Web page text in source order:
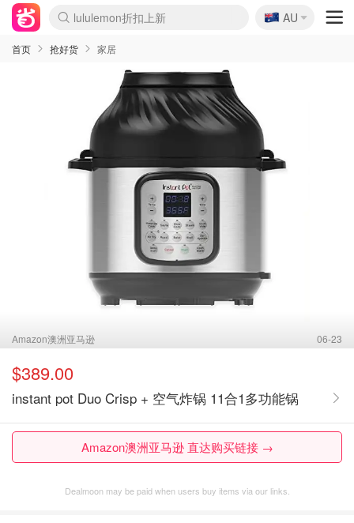
lululemon折扣上新
Sasa美妆护肤3.5折
SSENSE年中2.5折
FreshBeauty好价汇总
Cettire降价+叠9折
WWS Coles超市实拍
viagogo二手票捡漏
Myer超级周末
The Outnet奢牌1折起
David Jones 3折起
Flannels大牌1折
Perfumes Club护肤1折
AMIRO面罩$251
Amazon折扣汇总
eToro入金$200送$50
Amazon数码好物
ICONIC本周7.5折
ThedoubleF高奢地板价
Moose Knuckles 6折
丝芙兰5折起
EUFY摄像头$98
Selenichast首饰2折
Trip机票酒店促销
YSL送5件彩妆礼
Amazon家居好物
Amazon美妆护肤
雅漾大喷$8
过敏原检测盒$33
伊索独家赠50ml沐浴露
科颜氏高保湿面霜$29
SEALIFE海洋馆门票6折
丝塔芙大白罐$16
订阅Newsletter送香薰
Cult Beauty 6.8折
Harrods圣诞日历$525
LN-CC奢牌私促3折
d'Alba空姐喷雾$16
EVE LOM套装£56
Bernardelli独家4折
Adore Beauty 6折起
CT圣诞日历
Mytheresa奢品2.7折
Luxury Escapes 9折
Currentbody美容仪$881
MOON Garden Live
Roborock扫地机$649
Tingo Life水杯$24
Valentino官网5折
CR洗护套装$23
修丽可4件套$159
Myer彩妆2件7折
GANNI官网4.5折
Stylevana韩妆4折
Tessabit高奢8.5折
OGX洗发水$11
Amazon阿德莱德次日达
卡诗8.5折+赠礼
Philips Hue灯具8折
🇦🇺
AU
首页 抢好货 家居
Amazon澳洲亚马逊 06-23
$389.00
instant pot Duo Crisp + 空气炸锅 11合1多功能锅
Amazon澳洲亚马逊 直达购买链接 →
Dealmoon may be paid when users buy items via our links.